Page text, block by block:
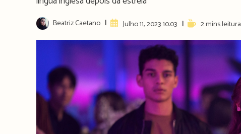
Post
author:
Beatriz Caetano
ArtigoJulho 11, 2023 10:03
Reading2 mins leitura